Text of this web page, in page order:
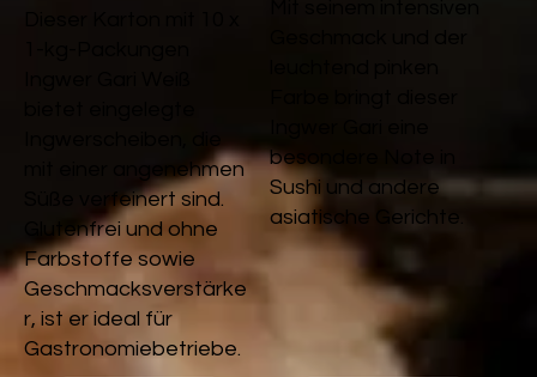
Ingwerscheiben, die
mit einer angenehmen
Süße verfeinert sind.
Glutenfrei und ohne
Farbstoffe sowie
Geschmacksverstärke
r, ist er ideal für
Gastronomiebetriebe.
besondere Note in
Sushi und andere
asiatische Gerichte.